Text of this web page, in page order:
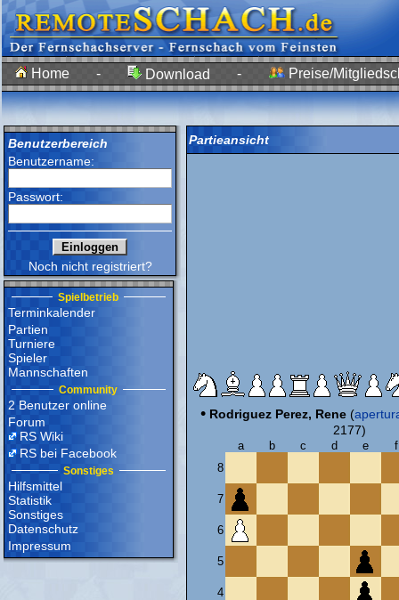
Home - Download - Preise/
Benutzerbereich
Benutzername:
Passwort:
Noch nicht registriert?
Spielbetrieb
Terminkalender
Partien
Turniere
Spieler
Mannschaften
Community
2 Benutzer online
Forum
RS Wiki
RS bei Facebook
Sonstiges
Hilfsmittel
Statistik
Sonstiges
Datenschutz
Impressum
Partieansicht
• Rodriguez Perez, Rene (
2177)
a b c d e
f
8
7
6
5
4